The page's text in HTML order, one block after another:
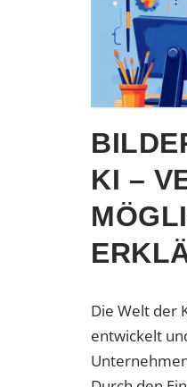
KI –
Die Welt der
entwickelt